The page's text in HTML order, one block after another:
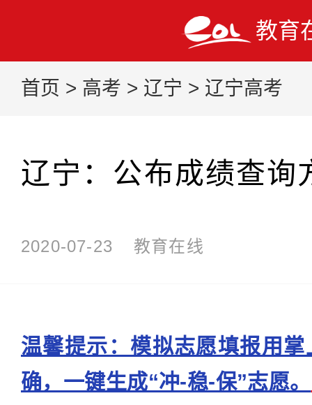
教育
首页 > 高考 > 辽宁 > 辽宁高考
辽宁：公布成绩查询
2020-07-23 教育在线
温馨提示：模拟志愿填报用
确，一键生成“冲-稳-保”志愿。